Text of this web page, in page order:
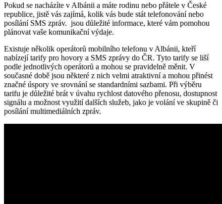
Pokud se nacházíte v Albánii ⁢a máte rodinu⁤ nebo přátele v​ České
republice, jistě vás zajímá, kolik vás bude stát ‌telefonování nebo
posílání SMS zpráv. ⁤ jsou důležité informace, které vám pomohou
plánovat vaše ‍komunikační výdaje.‍
Existuje několik operátorů mobilního telefonu v Albánii, kteří
nabízejí tarify pro hovory a SMS zprávy do ČR. Tyto tarify se liší
podle jednotlivých operátorů a mohou se pravidelně měnit. V
současné době jsou některé z nich⁤ velmi atraktivní a mohou přinést
značné úspory ve srovnání se standardními sazbami. Při výběru
tarifu je důležité brát⁢ v úvahu rychlost datového přenosu, dostupnost
signálu a možnost využití dalších služeb, jako je volání ve skupině či
posílání ‌multimediálních zpráv.